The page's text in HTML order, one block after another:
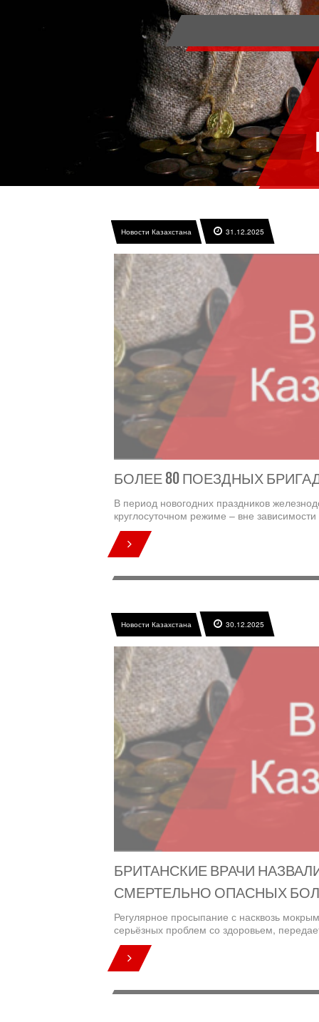
Новости Казахстана 31.12.2025
БОЛЕЕ 80 ПОЕЗДНЫХ
В период новогодних праздников
круглосуточном режиме – вне
Новости Казахстана 30.12.2025
БРИТАНСКИЕ ВРАЧИ
СМЕРТЕЛЬНО ОПАСНЫХ
Регулярное просыпание с насквозь
серьёзных проблем со здоровьем,